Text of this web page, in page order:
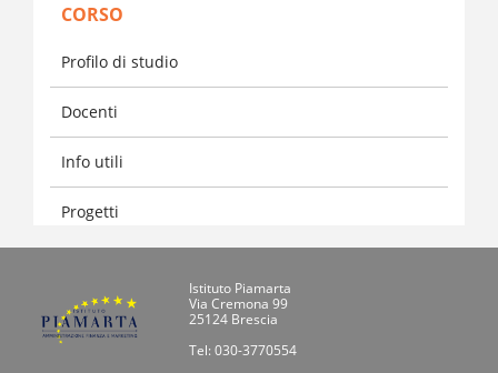
CORSO
Profilo di studio
Docenti
Info utili
Progetti
Istituto Piamarta
Via Cremona 99
25124 Brescia
Tel: 030-3770554